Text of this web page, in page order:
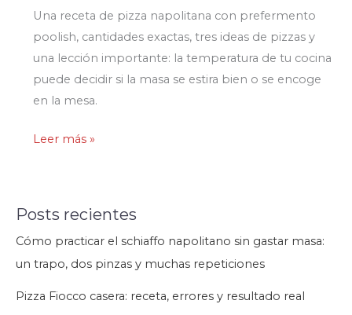
Una receta de pizza napolitana con prefermento
poolish, cantidades exactas, tres ideas de pizzas y
una lección importante: la temperatura de tu cocina
puede decidir si la masa se estira bien o se encoge
en la mesa.
Pizza
receta,
hidratación
y
Leer más »
Posts recientes
Cómo practicar el schiaffo napolitano sin gastar masa:
un trapo, dos pinzas y muchas repeticiones
Pizza Fiocco casera: receta, errores y resultado real